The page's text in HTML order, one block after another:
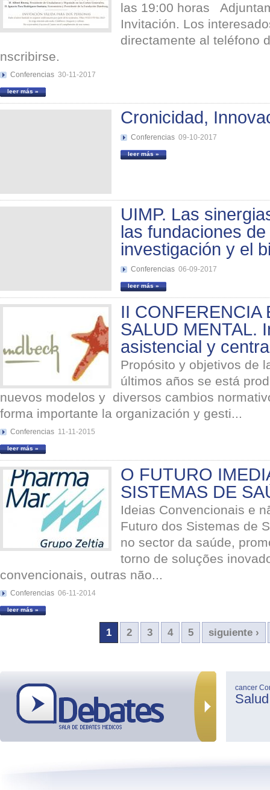
las 19:00 horas
Invitación. Los
directamente al teléfono
nscribirse.
Conferencias 30-11-2017
leer más »
Cronicidad,
Conferencias 09-10-2017
leer más »
UIMP. Las
las fundaciones
investigación y el
Conferencias 06-09-2017
leer más »
II CONFERENCIA
SALUD MENTAL.
asistencial y
Propósito y objetivos de
últimos años se está
nuevos modelos y diversos cambios
forma importante la organización y gesti...
Conferencias 11-11-2015
leer más »
O FUTURO
SISTEMAS DE
Ideias Convencionais e
Futuro dos Sistemas de
no sector da saúde,
torno de soluções
convencionais, outras não...
Conferencias 06-11-2014
leer más »
1 2 3 4 5 siguiente ›
cancer
Salud